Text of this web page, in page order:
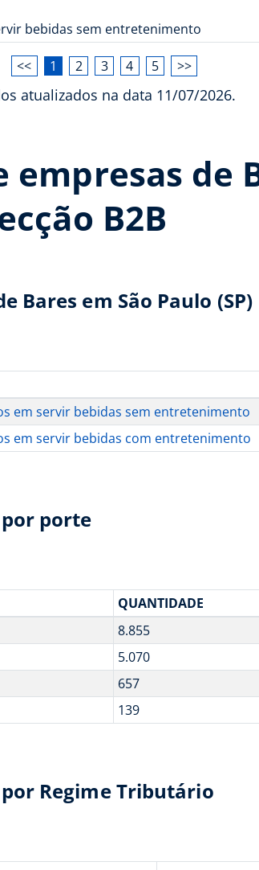
bebidas sem entretenimento
<< 1 2 3 4 5 >>
atualizados na data 11/07/2026.
de
B2B
Bares em São Paulo (SP)
em servir bebidas sem entretenimento
em servir bebidas com entretenimento
por porte
QUANTIDADE
8.855
5.070
657
139
por Regime Tributário